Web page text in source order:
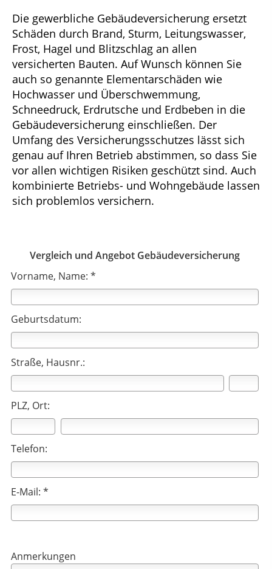
Die gewerbliche Gebäudeversicherung ersetzt
Schäden durch Brand, Sturm, Leitungswasser,
Frost, Hagel und Blitzschlag an allen
versicherten Bauten. Auf Wunsch können Sie
auch so genannte Elementarschäden wie
Hochwasser und Überschwemmung,
Schneedruck, Erdrutsche und Erdbeben in die
Gebäudeversicherung einschließen. Der
Umfang des Versicherungsschutzes lässt sich
genau auf Ihren Betrieb abstimmen, so dass Sie
vor allen wichtigen Risiken geschützt sind. Auch
kombinierte Betriebs- und Wohngebäude lassen
sich problemlos versichern.
Vergleich und Angebot Gebäudeversicherung
Vorname, Name: *
Geburtsdatum:
Straße, Hausnr.:
PLZ, Ort:
Telefon:
E-Mail: *
Anmerkungen